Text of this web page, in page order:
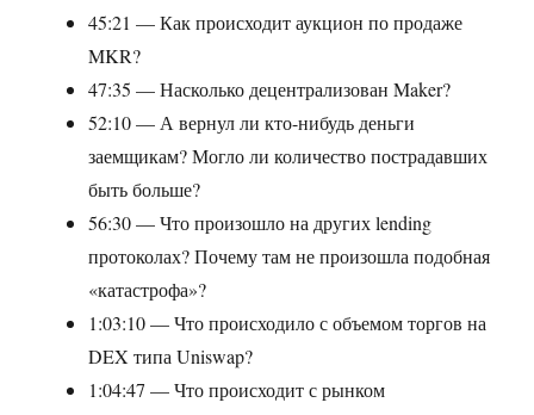
45:21 — Как происходит аукцион по продаже
MKR?
47:35 — Насколько децентрализован Maker?
52:10 — А вернул ли кто-нибудь деньги
заемщикам? Могло ли количество пострадавших
быть больше?
56:30 — Что произошло на других lending
протоколах? Почему там не произошла подобная
«катастрофа»?
1:03:10 — Что происходило с объемом торгов на
DEX типа Uniswap?
1:04:47 — Что происходит с рынком